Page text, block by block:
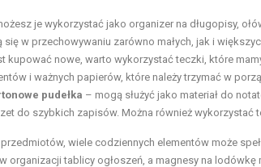
je wykorzystać jako organizer na długopisy,
w przechowywaniu zarówno małych, jak i
kupować nowe, warto wykorzystać teczki, które
i ważnych papierów, które należy trzymać w
pudełka – mogą służyć jako materiał do
do szybkich zapisów. Można również wykorzystać
wiele codziennych elementów może
organizacji tablicy ogłoszeń, a magnesy na